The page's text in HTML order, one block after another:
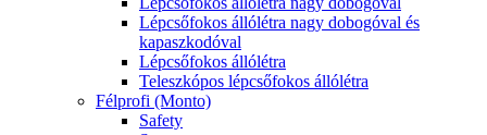
Lépcsőfokos állólétra nagy dobogóval és
kapaszkodóval
Lépcsőfokos állólétra
Teleszkópos lépcsőfokos állólétra
Félprofi (Monto)
Safety